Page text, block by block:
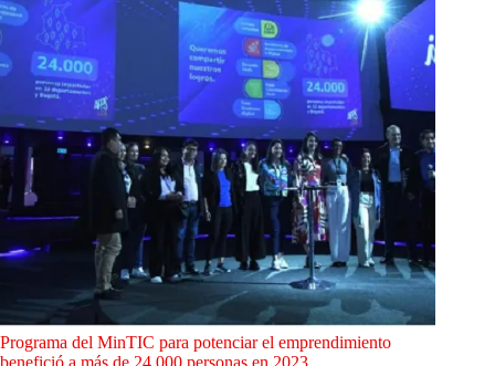
Programa del MinTIC para potenciar el emprendimiento